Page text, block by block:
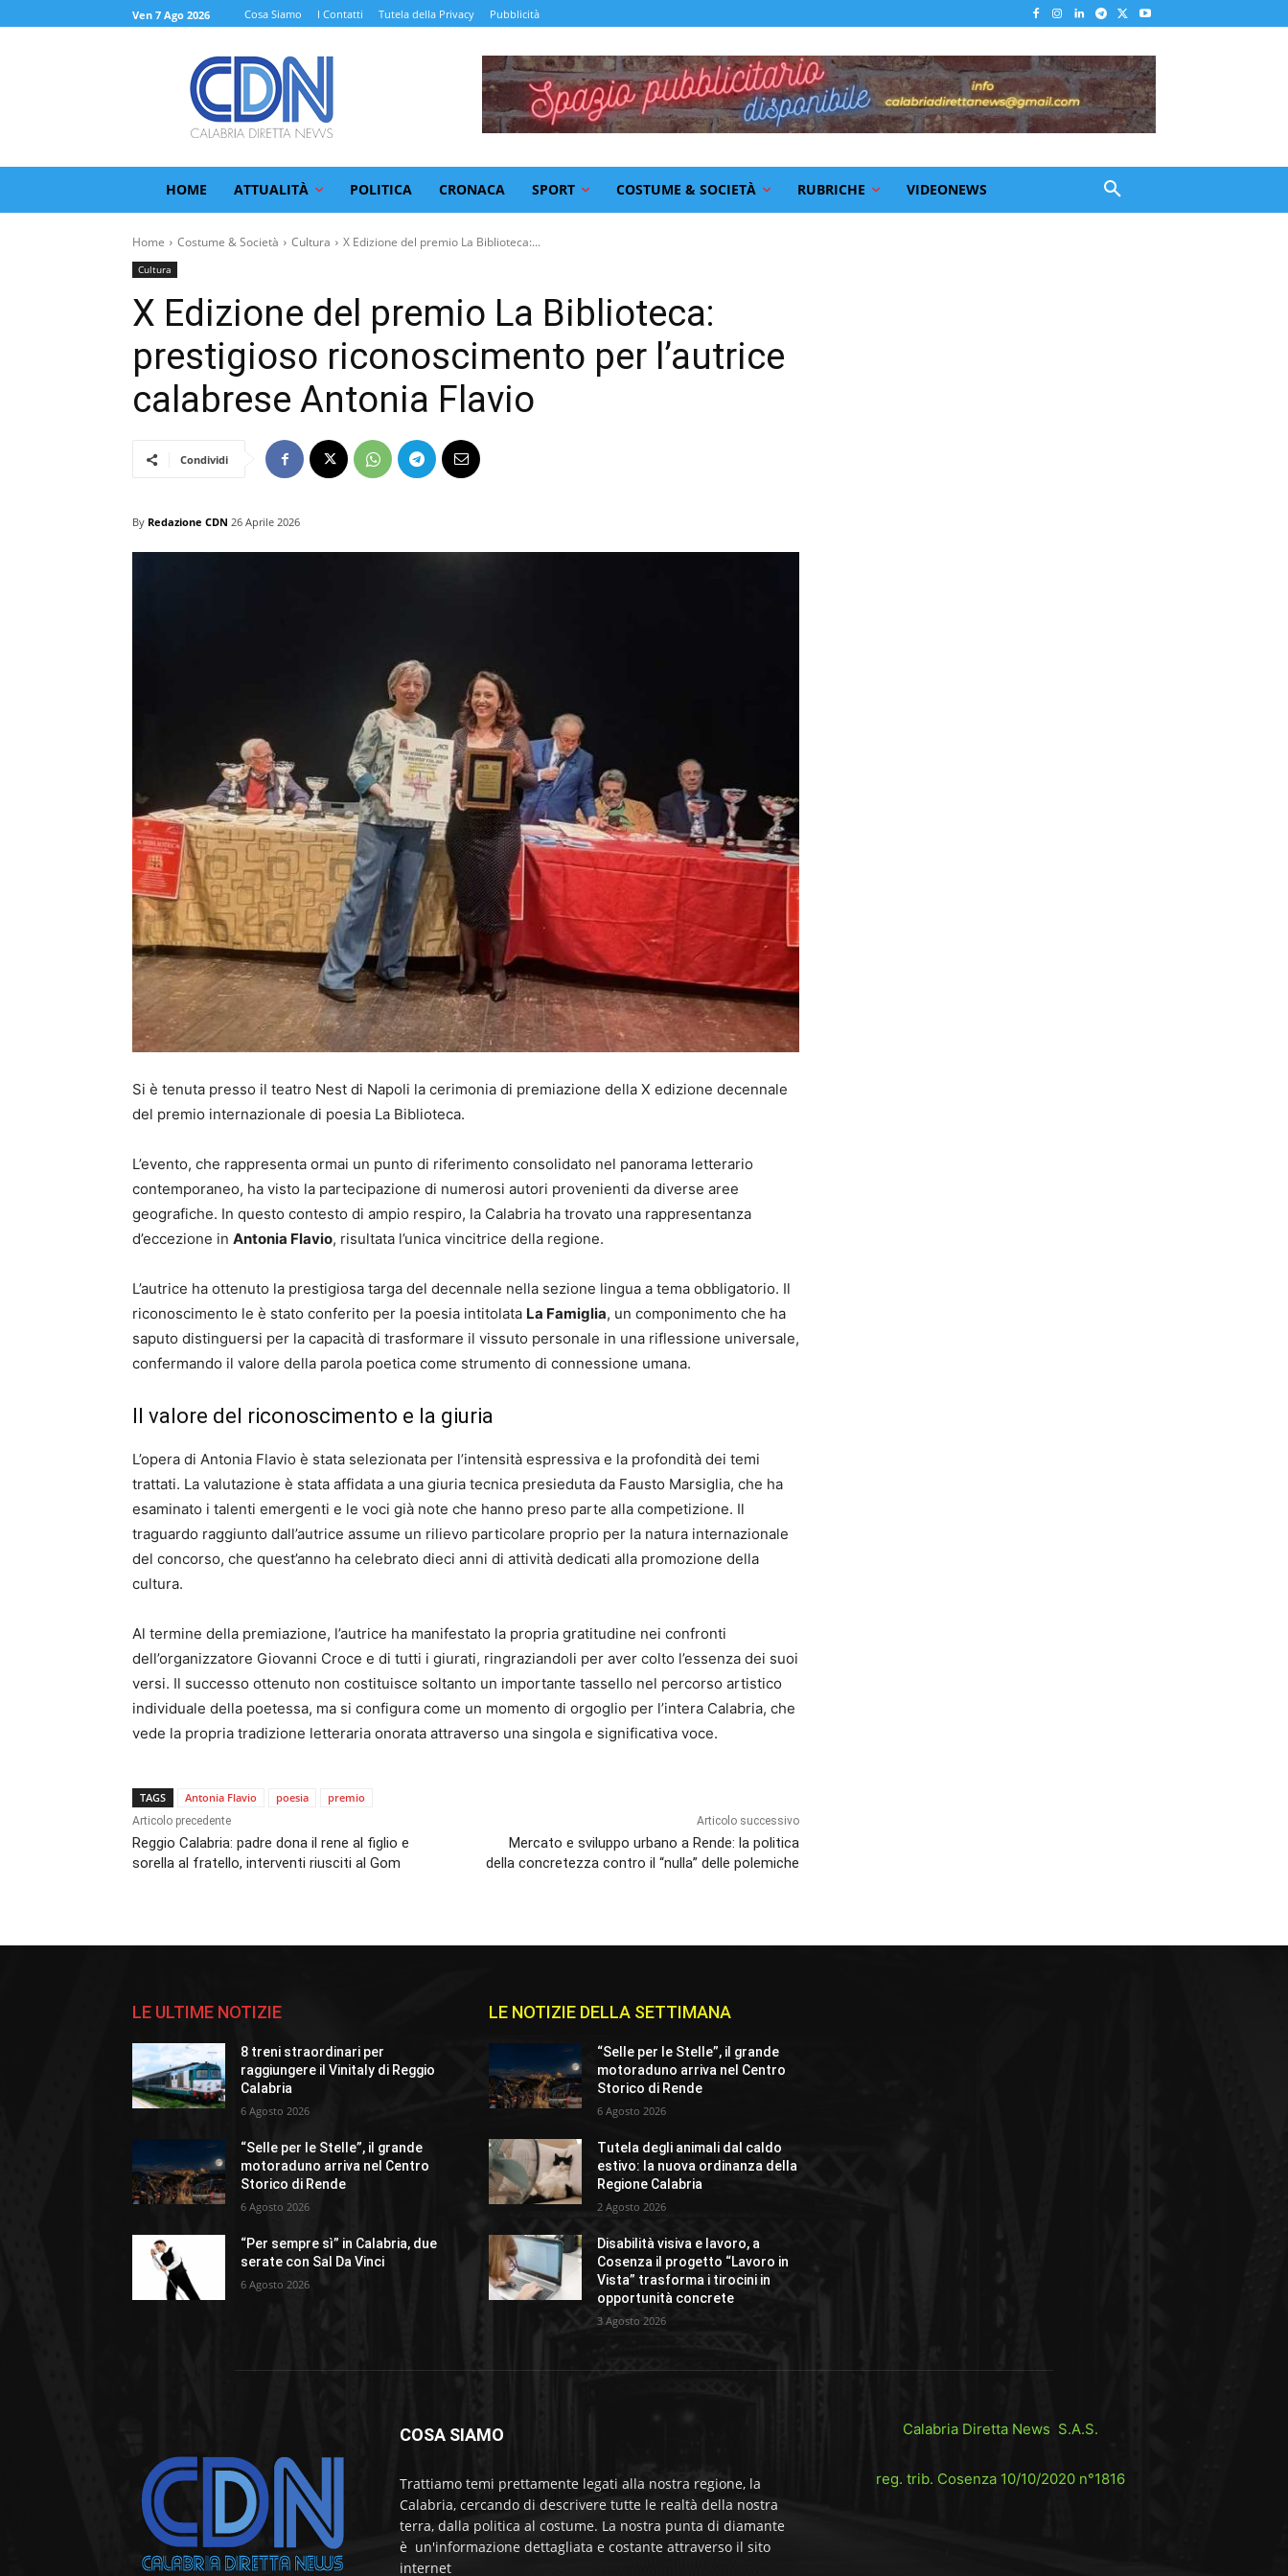
Ven 7 Ago 2026 Cosa Siamo I Contatti Tutela della Privacy Pubblicità
HOME ATTUALITÀ POLITICA CRONACA SPORT COSTUME & SOCIETÀ RUBRICHE VIDEONEWS
Home Costume & Società Cultura X Edizione del premio La Biblioteca:...
Cultura
X Edizione del premio La Biblioteca:
prestigioso riconoscimento per l’autrice
calabrese Antonia Flavio
Condividi
By Redazione CDN 26 Aprile 2026
Si è tenuta presso il teatro Nest di Napoli la cerimonia di premiazione della X edizione decennale
del premio internazionale di poesia La Biblioteca.
L’evento, che rappresenta ormai un punto di riferimento consolidato nel panorama letterario
contemporaneo, ha visto la partecipazione di numerosi autori provenienti da diverse aree
geografiche. In questo contesto di ampio respiro, la Calabria ha trovato una rappresentanza
d’eccezione in Antonia Flavio, risultata l’unica vincitrice della regione.
L’autrice ha ottenuto la prestigiosa targa del decennale nella sezione lingua a tema obbligatorio. Il
riconoscimento le è stato conferito per la poesia intitolata La Famiglia, un componimento che ha
saputo distinguersi per la capacità di trasformare il vissuto personale in una riflessione universale,
confermando il valore della parola poetica come strumento di connessione umana.
Il valore del riconoscimento e la giuria
L’opera di Antonia Flavio è stata selezionata per l’intensità espressiva e la profondità dei temi
trattati. La valutazione è stata affidata a una giuria tecnica presieduta da Fausto Marsiglia, che ha
esaminato i talenti emergenti e le voci già note che hanno preso parte alla competizione. Il
traguardo raggiunto dall’autrice assume un rilievo particolare proprio per la natura internazionale
del concorso, che quest’anno ha celebrato dieci anni di attività dedicati alla promozione della
cultura.
Al termine della premiazione, l’autrice ha manifestato la propria gratitudine nei confronti
dell’organizzatore Giovanni Croce e di tutti i giurati, ringraziandoli per aver colto l’essenza dei suoi
versi. Il successo ottenuto non costituisce soltanto un importante tassello nel percorso artistico
individuale della poetessa, ma si configura come un momento di orgoglio per l’intera Calabria, che
vede la propria tradizione letteraria onorata attraverso una singola e significativa voce.
TAGS Antonia Flavio poesia premio
Articolo precedente
Reggio Calabria: padre dona il rene al figlio e
sorella al fratello, interventi riusciti al Gom
Articolo successivo
Mercato e sviluppo urbano a Rende: la politica
della concretezza contro il “nulla” delle polemiche
LE ULTIME NOTIZIE
8 treni straordinari per
raggiungere il Vinitaly di Reggio
Calabria
6 Agosto 2026
“Selle per le Stelle”, il grande
motoraduno arriva nel Centro
Storico di Rende
6 Agosto 2026
“Per sempre sì” in Calabria, due
serate con Sal Da Vinci
6 Agosto 2026
LE NOTIZIE DELLA SETTIMANA
“Selle per le Stelle”, il grande
motoraduno arriva nel Centro
Storico di Rende
6 Agosto 2026
Tutela degli animali dal caldo
estivo: la nuova ordinanza della
Regione Calabria
2 Agosto 2026
Disabilità visiva e lavoro, a
Cosenza il progetto “Lavoro in
Vista” trasforma i tirocini in
opportunità concrete
3 Agosto 2026
COSA SIAMO
Trattiamo temi prettamente legati alla nostra regione, la
Calabria, cercando di descrivere tutte le realtà della nostra
terra, dalla politica al costume. La nostra punta di diamante
è un'informazione dettagliata e costante attraverso il sito
internet
Calabria Diretta News S.A.S.
reg. trib. Cosenza 10/10/2020 n°1816